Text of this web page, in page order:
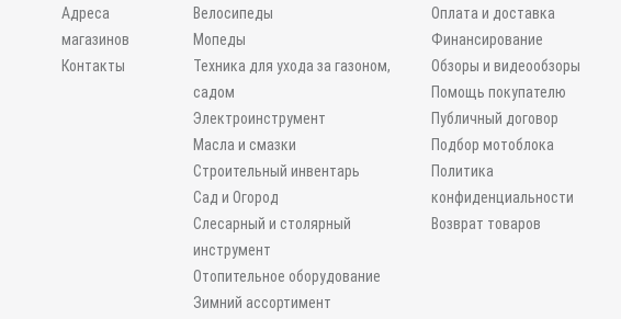
Адреса
магазинов
Контакты
Велосипеды
Мопеды
Техника для ухода за газоном,
садом
Электроинструмент
Масла и смазки
Строительный инвентарь
Сад и Огород
Слесарный и столярный
инструмент
Отопительное оборудование
Зимний ассортимент
Оплата и доставка
Финансирование
Обзоры и видеообзоры
Помощь покупателю
Публичный договор
Подбор мотоблока
Политика
конфиденциальности
Возврат товаров